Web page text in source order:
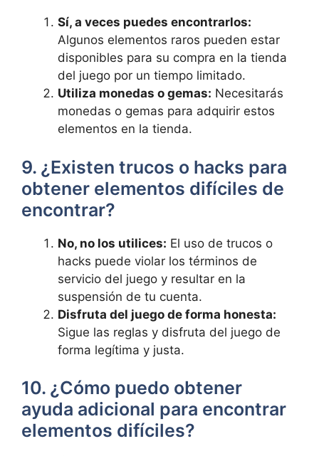
Sí, a veces puedes encontrarlos:
Algunos elementos raros pueden estar
disponibles para su compra en la tienda
del juego por un tiempo limitado.
Utiliza monedas o gemas: Necesitarás
monedas o gemas para adquirir estos
elementos en la tienda.
9. ¿Existen trucos o hacks para
obtener elementos difíciles de
encontrar?
No, no los utilices: El uso de trucos o
hacks puede violar los términos de
servicio del juego y resultar en la
suspensión de tu cuenta.
Disfruta del juego de forma honesta:
Sigue las reglas y disfruta del juego de
forma legítima y justa.
10. ¿Cómo puedo obtener
ayuda adicional para encontrar
elementos difíciles?